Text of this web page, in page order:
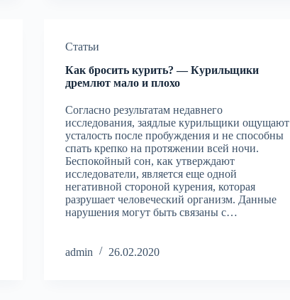
Статьи
Как бросить курить? — Курильщики
дремлют мало и плохо
Согласно результатам недавнего
исследования, заядлые курильщики ощущают
усталость после пробуждения и не способны
спать крепко на протяжении всей ночи.
Беспокойный сон, как утверждают
исследователи, является еще одной
негативной стороной курения, которая
разрушает человеческий организм. Данные
нарушения могут быть связаны с…
admin 26.02.2020